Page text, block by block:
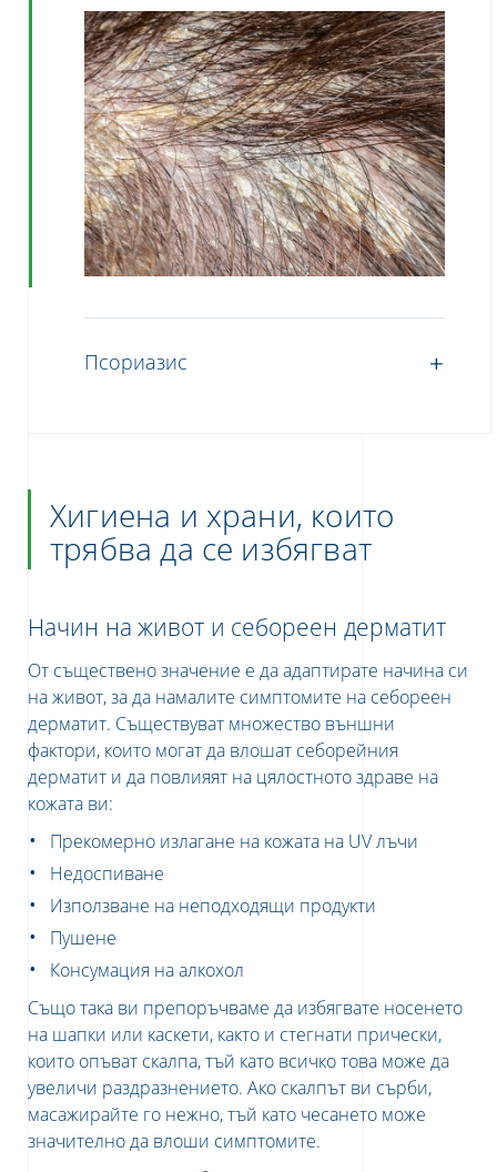
Псориазис
Хигиена и храни, които
трябва да се избягват
Начин на живот и себореен дерматит
От съществено значение е да адаптирате начина си
на живот, за да намалите симптомите на себореен
дерматит. Съществуват множество външни
фактори, които могат да влошат себорейния
дерматит и да повлияят на цялостното здраве на
кожата ви:
Прекомерно излагане на кожата на UVлъчи
Недоспиване
Използване на неподходящи продукти
Пушене
Консумация на алкохол
Също така ви препоръчваме да избягвате носенето
на шапки или каскети, както и стегнати прически,
които опъват скалпа, тъй като всичко това може да
увеличи раздразнението. Ако скалпът ви сърби,
масажирайте го нежно, тъй като чесането може
значително да влоши симптомите.